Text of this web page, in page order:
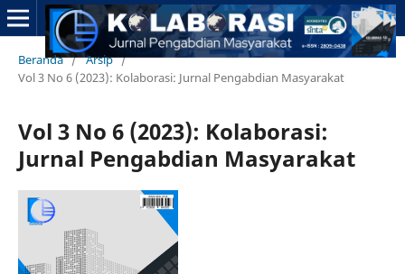
Beranda / Arsip /
Vol 3 No 6 (2023): Kolaborasi: Jurnal Pengabdian Masyarakat
Vol 3 No 6 (2023): Kolaborasi:
Jurnal Pengabdian Masyarakat